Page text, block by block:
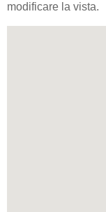
modificare la vista.